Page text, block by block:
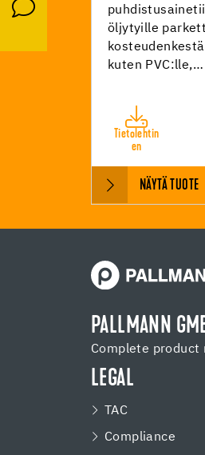
öljytyille
kuten PVC:lle,…
Tietolehtin
en
NÄYTÄ TUOTE
PALLMANN
Complete product
LEGAL
TAC
Compliance